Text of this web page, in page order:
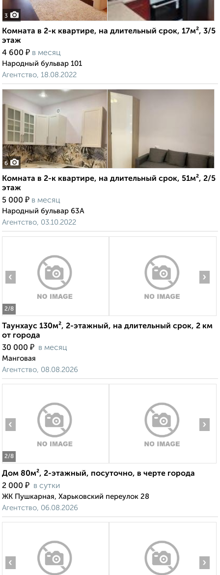
3
Комната в 2-к квартире, на длительный срок, 17м², 3/5
этаж
4 600 ₽ в месяц
Народный бульвар 101
Агентство, 18.08.2022
6
Комната в 2-к квартире, на длительный срок, 51м², 2/5
этаж
5 000 ₽ в месяц
Народный бульвар 63А
Агентство, 03.10.2022
2/8
‹ ›
Таунхаус 130м², 2-этажный, на длительный срок, 2 км
от города
30 000 ₽ в месяц
Манговая
Агентство, 08.08.2026
2/8
‹ ›
Дом 80м², 2-этажный, посуточно, в черте города
2 000 ₽ в сутки
ЖК Пушкарная, Харьковский переулок 28
Агентство, 06.08.2026
‹ ›